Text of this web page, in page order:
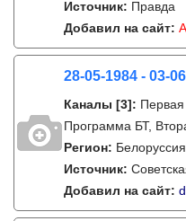
Источник: Правда
Добавил на сайт:
28-05-1984 - 03-
Каналы [3]:
Программа БТ,
Регион: Белоруссия
Источник:
Добавил на сайт: